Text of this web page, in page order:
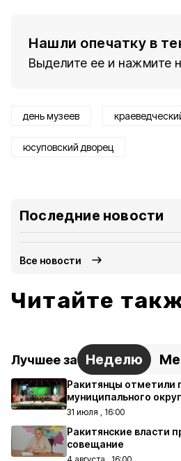
Нашли опечатку в
Выделите ее и нажмите
день музеев
юсуповский дворец
Последние новости
Все новости
Читайте
Лучшее за Неделю
Ракитянцы отметили
муниципального
31 июля , 16:00
Ракитянские власти
совещание